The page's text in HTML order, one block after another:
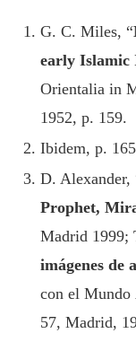
G. C. Miles, “
early Islamic
Orientalia in
1952, p. 159.
Ibidem, p.
D. Alexander,
Prophet,
Madrid 1999;
imágenes de
con el Mundo
57, Madrid,